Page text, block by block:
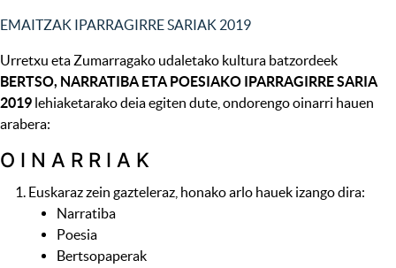
EMAITZAK IPARRAGIRRE SARIAK 2019
Urretxu eta Zumarragako udaletako kultura batzordeek
BERTSO, NARRATIBA ETA POESIAKO IPARRAGIRRE SARIA
2019 lehiaketarako deia egiten dute, ondorengo oinarri hauen
arabera:
O I N A R R I A K
Euskaraz zein gazteleraz, honako arlo hauek izango dira:
Narratiba
Poesia
Bertsopaperak